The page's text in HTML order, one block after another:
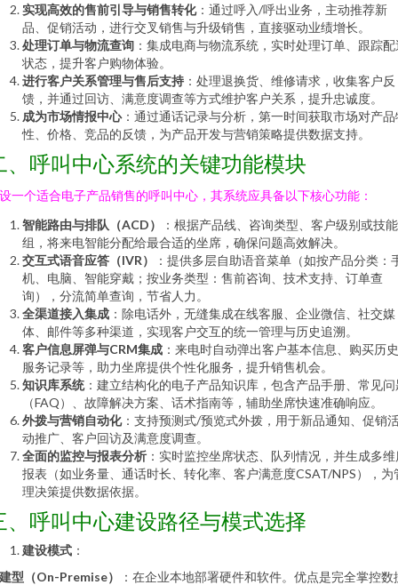
实现高效的售前引导与销售转化：通过呼入/呼出业务，主动推荐新
品、促销活动，进行交叉销售与升级销售，直接驱动业绩增长。
处理订单与物流查询 ：集成电商与物流系统，实时处理订单、跟踪
状态，提升客户购物体验。
进行客户关系管理与售后支持 ：处理退换货、维修请求，收集客户反
馈，并通过回访、满意度调查等方式维护客户关系，提升忠诚度。
成为市场情报中心：通过通话记录与分析，第一时间获取市场对产品
性、价格、竞品的反馈，为产品开发与营销策略提供数据支持。
、呼叫中心系统的关键功能模块
一个适合电子产品销售的呼叫中心，其系统应具备以下核心功能：
智能路由与排队（ACD）
：根据产品线、咨询类型、客户级别或技能
组，将来电智能分配给最合适的坐席，确保问题高效解决。
交互式语音应答（IVR）
：提供多层自助语音菜单（如按产品分类：
机、电脑、智能穿戴；按业务类型：售前咨询、技术支持、订单查
询），分流简单查询，节省人力。
全渠道接入集成 ：除电话外，无缝集成在线客服、企业微信、社交媒
体、邮件等多种渠道，实现客户交互的统一管理与历史追溯。
客户信息屏弹与CRM集成 ：来电时自动弹出客户基本信息、购买历
服务记录等，助力坐席提供个性化服务，提升销售机会。
知识库系统：建立结构化的电子产品知识库，包含产品手册、常见问
（FAQ）、故障解决方案、话术指南等，辅助坐席快速准确响应。
外拨与营销自动化：支持预测式/预览式外拨，用于新品通知、促销
动推广、客户回访及满意度调查。
全面的监控与报表分析 ：实时监控坐席状态、队列情况，并生成多
报表（如业务量、通话时长、转化率、客户满意度CSAT/NPS），为
理决策提供数据依据。
、呼叫中心建设路径与模式选择
建设模式 ：
型（On-Premise）
：在企业本地部署硬件和软件。优点是完全掌控数